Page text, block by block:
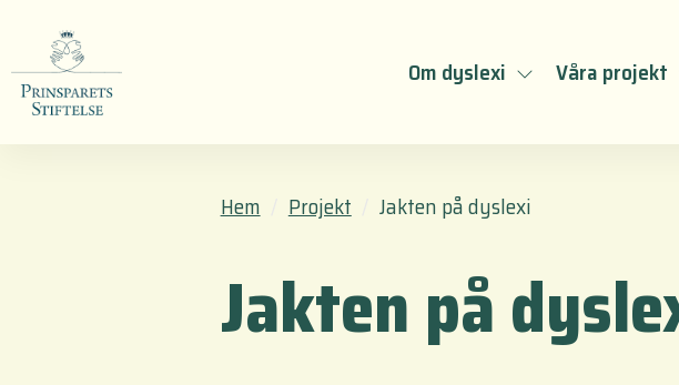
Om dyslexi Våra projekt
Hem Projekt Jakten på dyslexi
Jakten på